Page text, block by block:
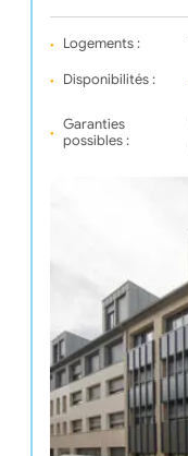
Logements :
Disponibilités :
Garanties
possibles :